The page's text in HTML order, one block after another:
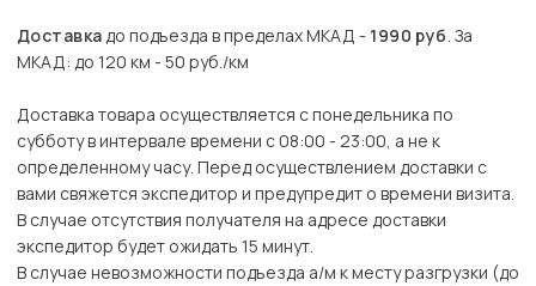
Доставкадо подъезда в пределах МКАД - 1990 руб. За
МКАД: до 120 км - 50 руб./км
Доставка товара осуществляется с понедельника по
субботу в интервале времени с 08:00 - 23:00, а не к
определенному часу. Перед осуществлением доставки с
вами свяжется экспедитор и предупредит о времени визита.
В случае отсутствия получателя на адресе доставки
экспедитор будет ожидать 15 минут.
В случае невозможности подъезда а/м к месту разгрузки (до